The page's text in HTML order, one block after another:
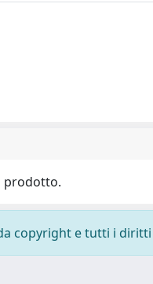
prodotto.
copyright e tutti i